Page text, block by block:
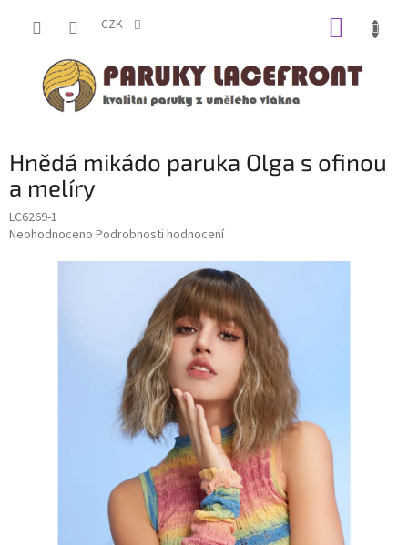
CZK
Hnědá mikádo paruka Olga s ofinou
a melíry
LC6269-1
Průměrné
Neohodnoceno Podrobnosti hodnocení